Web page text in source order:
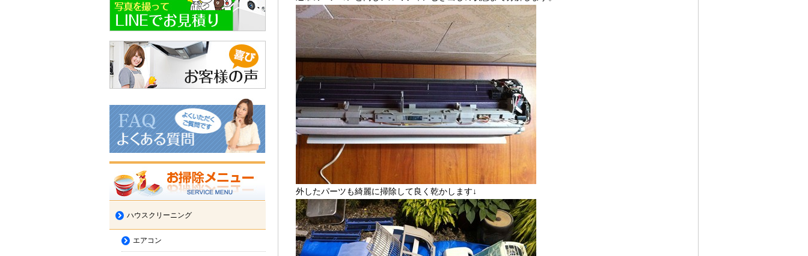
外したパーツも綺麗に掃除して良く乾かします↓
ハウスクリーニング
エアコン